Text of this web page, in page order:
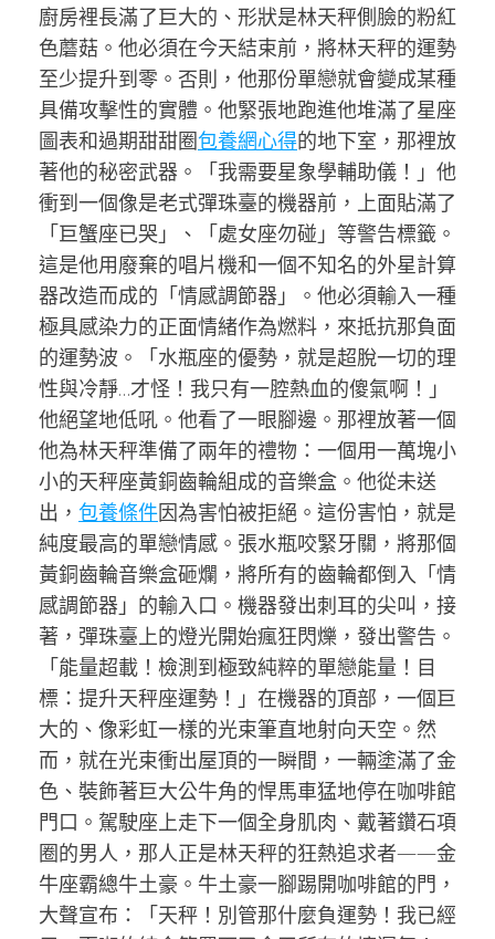
廚房裡長滿了巨大的、形狀是林天秤側臉的粉紅
色蘑菇。他必須在今天結束前，將林天秤的運勢
至少提升到零。否則，他那份單戀就會變成某種
具備攻擊性的實體。他緊張地跑進他堆滿了星座
圖表和過期甜甜圈包養網心得的地下室，那裡放
著他的秘密武器。「我需要星象學輔助儀！」他
衝到一個像是老式彈珠臺的機器前，上面貼滿了
「巨蟹座已哭」、「處女座勿碰」等警告標籤。
這是他用廢棄的唱片機和一個不知名的外星計算
器改造而成的「情感調節器」。他必須輸入一種
極具感染力的正面情緒作為燃料，來抵抗那負面
的運勢波。「水瓶座的優勢，就是超脫一切的理
性與冷靜…才怪！我只有一腔熱血的傻氣啊！」
他絕望地低吼。他看了一眼腳邊。那裡放著一個
他為林天秤準備了兩年的禮物：一個用一萬塊小
小的天秤座黃銅齒輪組成的音樂盒。他從未送
出， 包養條件因為害怕被拒絕。這份害怕，就是
純度最高的單戀情感。張水瓶咬緊牙關，將那個
黃銅齒輪音樂盒砸爛，將所有的齒輪都倒入「情
感調節器」的輸入口。機器發出刺耳的尖叫，接
著，彈珠臺上的燈光開始瘋狂閃爍，發出警告。
「能量超載！檢測到極致純粹的單戀能量！目
標：提升天秤座運勢！」在機器的頂部，一個巨
大的、像彩虹一樣的光束筆直地射向天空。然
而，就在光束衝出屋頂的一瞬間，一輛塗滿了金
色、裝飾著巨大公牛角的悍馬車猛地停在咖啡館
門口。駕駛座上走下一個全身肌肉、戴著鑽石項
圈的男人，那人正是林天秤的狂熱追求者——金
牛座霸總牛土豪。牛土豪一腳踢開咖啡館的門，
大聲宣布：「天秤！別管那什麼負運勢！我已經